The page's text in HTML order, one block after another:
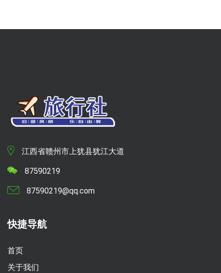
江西省赣州市上犹县犹江大道
87590219
87590219@qq.com
快捷导航
首页
关于我们